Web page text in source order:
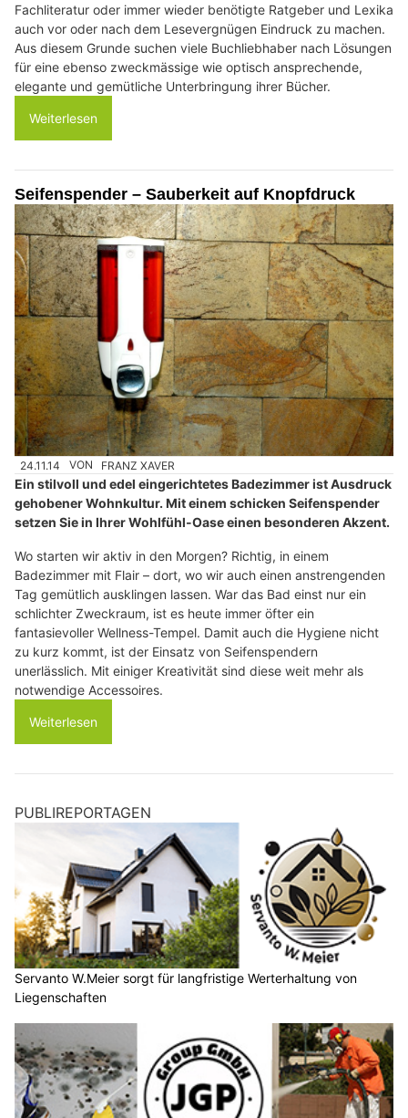
Fachliteratur oder immer wieder benötigte Ratgeber und Lexika
auch vor oder nach dem Lesevergnügen Eindruck zu machen.
Aus diesem Grunde suchen viele Buchliebhaber nach Lösungen
für eine ebenso zweckmässige wie optisch ansprechende,
elegante und gemütliche Unterbringung ihrer Bücher.
Weiterlesen
Seifenspender – Sauberkeit auf Knopfdruck
24.11.14 VON FRANZ XAVER
Ein stilvoll und edel eingerichtetes Badezimmer ist Ausdruck
gehobener Wohnkultur. Mit einem schicken Seifenspender
setzen Sie in Ihrer Wohlfühl-Oase einen besonderen Akzent.
Wo starten wir aktiv in den Morgen? Richtig, in einem
Badezimmer mit Flair – dort, wo wir auch einen anstrengenden
Tag gemütlich ausklingen lassen. War das Bad einst nur ein
schlichter Zweckraum, ist es heute immer öfter ein
fantasievoller Wellness-Tempel. Damit auch die Hygiene nicht
zu kurz kommt, ist der Einsatz von Seifenspendern
unerlässlich. Mit einiger Kreativität sind diese weit mehr als
notwendige Accessoires.
Weiterlesen
PUBLIREPORTAGEN
Servanto W.Meier sorgt für langfristige Werterhaltung von
Liegenschaften